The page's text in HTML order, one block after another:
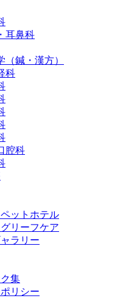
耳鼻科
（鍼・漢方）
科
腔科
ットホテル
リーフケア
ラリー
集
リシー